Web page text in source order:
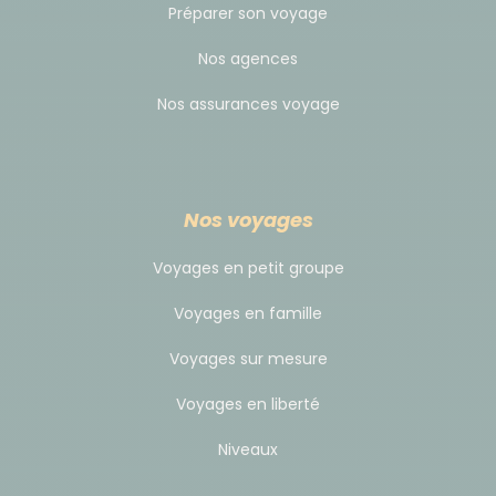
Santa Ana – Hotel Velvet
Selon les disponibilités, ils peuvent être remplacés
par d'autres établissements de niveau et de confort
Déplacement
Tous les transferts terrestres sont assurés en
véhicule privé confortable et climatisé, adapté à la
Préparer son voyage
Nos agences
Nos assurances voyage
Nos voyages
Voyages en petit groupe
Voyages en famille
Voyages sur mesure
Voyages en liberté
Niveaux